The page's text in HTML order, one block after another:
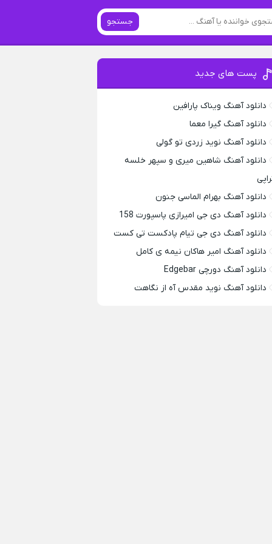
جستجو
پست های جدید
دانلود آهنگ ویناک پارافین
دانلود آهنگ گیرا معما
دانلود آهنگ نوید زردی تو گولی
دانلود آهنگ شاهین میری و سپهر خلسه
دانلود آهنگ بهرام الماسی جنون
دانلود آهنگ دی جی امیرازی پاسپورت 158
دانلود آهنگ دی جی تیام پادکست تی کست
دانلود آهنگ امیر هاکان نیمه ی کامل
دانلود آهنگ دورچی Edgebar
دانلود آهنگ نوید مقدس آه از نگاهت